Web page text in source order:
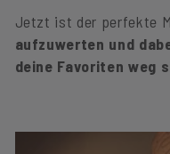
O
R
Jetzt ist der perfekte
aufzuwerten und
deine Favoriten weg